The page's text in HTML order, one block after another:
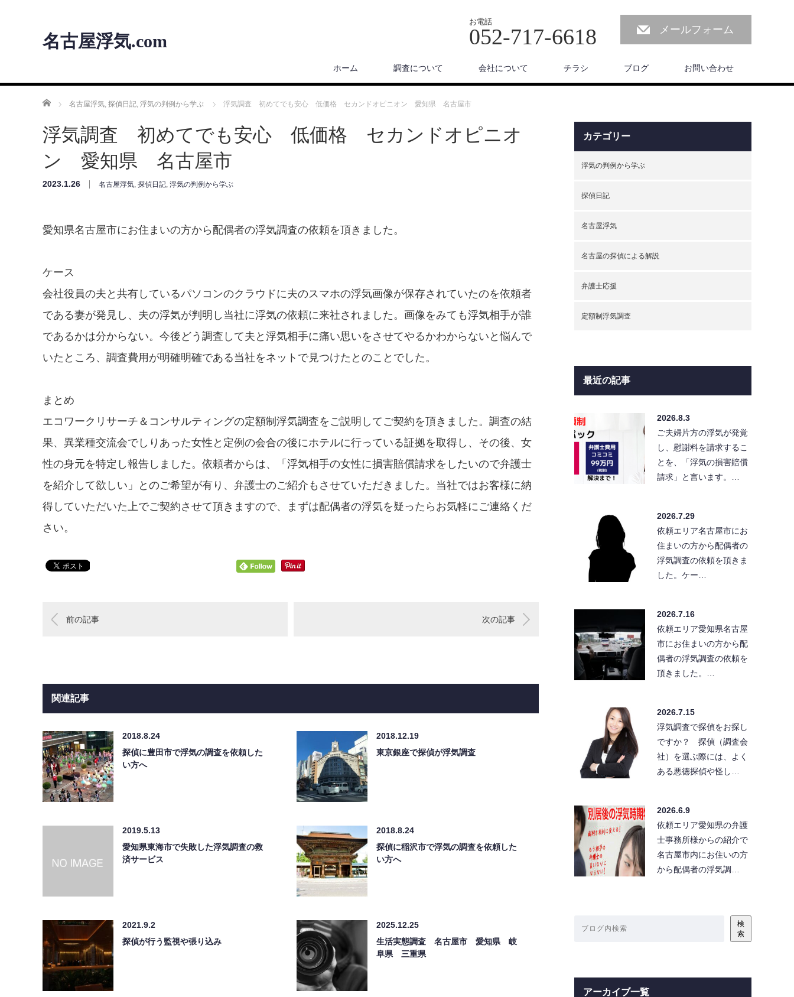
名古屋浮気.com
お電話
052-717-6618 メールフォーム
ホーム 調査について 会社について チラシ ブログ お問い合わせ
ホーム 名古屋浮気, 探偵日記, 浮気の判例から学ぶ 浮気調査 初めてでも安心 低価格 セカンドオピニオン 愛知県 名古屋市
浮気調査 初めてでも安心 低価格 セカンドオピニオ
ン 愛知県 名古屋市
2023.1.26 名古屋浮気, 探偵日記, 浮気の判例から学ぶ
愛知県名古屋市にお住まいの方から配偶者の浮気調査の依頼を頂きました。
ケース
会社役員の夫と共有しているパソコンのクラウドに夫のスマホの浮気画像が保存されていたのを依頼者
である妻が発見し、夫の浮気が判明し当社に浮気の依頼に来社されました。画像をみても浮気相手が誰
であるかは分からない。今後どう調査して夫と浮気相手に痛い思いをさせてやるかわからないと悩んで
いたところ、調査費用が明確明確である当社をネットで見つけたとのことでした。
まとめ
エコワークリサーチ＆コンサルティングの定額制浮気調査をご説明してご契約を頂きました。調査の結
果、異業種交流会でしりあった女性と定例の会合の後にホテルに行っている証拠を取得し、その後、女
性の身元を特定し報告しました。依頼者からは、「浮気相手の女性に損害賠償請求をしたいので弁護士
を紹介して欲しい」とのご希望が有り、弁護士のご紹介もさせていただきました。当社ではお客様に納
得していただいた上でご契約させて頂きますので、まずは配偶者の浮気を疑ったらお気軽にご連絡くだ
さい。
前の記事 次の記事
関連記事
2018.8.24
探偵に豊田市で浮気の調査を依頼した
い方へ
2018.12.19
東京銀座で探偵が浮気調査
2019.5.13
愛知県東海市で失敗した浮気調査の救
済サービス
2018.8.24
探偵に稲沢市で浮気の調査を依頼した
い方へ
2021.9.2
探偵が行う監視や張り込み
2025.12.25
生活実態調査 名古屋市 愛知県 岐
阜県 三重県
カテゴリー
浮気の判例から学ぶ
探偵日記
名古屋浮気
名古屋の探偵による解説
弁護士応援
定額制浮気調査
最近の記事
2026.8.3
ご夫婦片方の浮気が発覚
し、慰謝料を請求するこ
とを、「浮気の損害賠償
請求」と言います。…
2026.7.29
依頼エリア名古屋市にお
住まいの方から配偶者の
浮気調査の依頼を頂きま
した。ケー…
2026.7.16
依頼エリア愛知県名古屋
市にお住まいの方から配
偶者の浮気調査の依頼を
頂きました。…
2026.7.15
浮気調査で探偵をお探し
ですか？ 探偵（調査会
社）を選ぶ際には、よく
ある悪徳探偵や怪し…
2026.6.9
依頼エリア愛知県の弁護
士事務所様からの紹介で
名古屋市内にお住いの方
から配偶者の浮気調…
検
索
アーカイブ一覧